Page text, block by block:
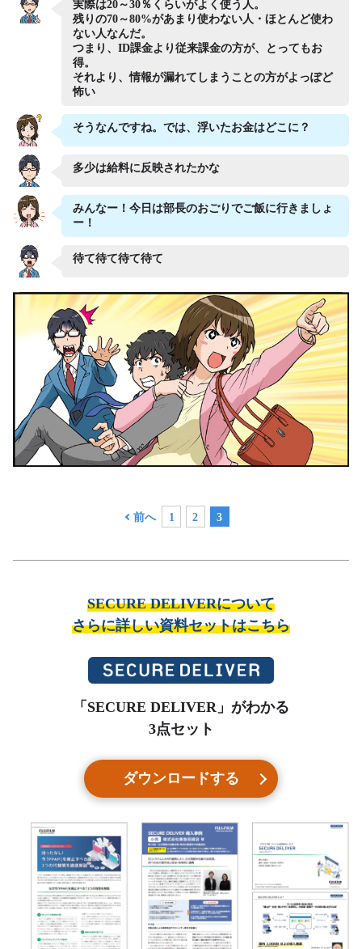
実際は20～30％くらいがよく使う人。
残りの70～80%があまり使わない人・ほとんど使わ
ない人なんだ。
つまり、ID課金より従来課金の方が、とってもお
得。
それより、情報が漏れてしまうことの方がよっぽど
怖い
そうなんですね。では、浮いたお金はどこに？
多少は給料に反映されたかな
みんなー！今日は部長のおごりでご飯に行きましょ
ー！
待て待て待て待て
前へ 1 2 3
SECURE DELIVERについて
さらに詳しい資料セットはこちら
「SECURE DELIVER」がわかる
3点セット
ダウンロードする